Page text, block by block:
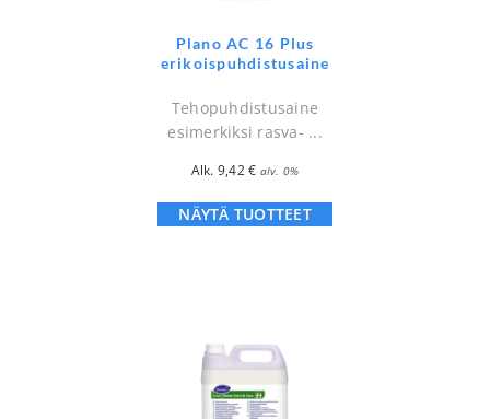
Plano AC 16 Plus
erikoispuhdistusaine
Tehopuhdistusaine
esimerkiksi rasva- ...
Alk. 9,42€ alv. 0%
NÄYTÄ TUOTTEET